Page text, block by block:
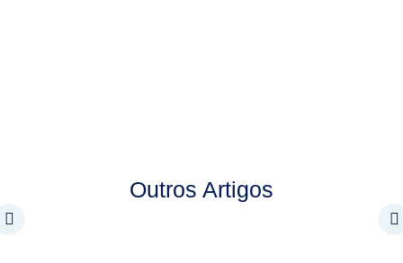
Outros Artigos